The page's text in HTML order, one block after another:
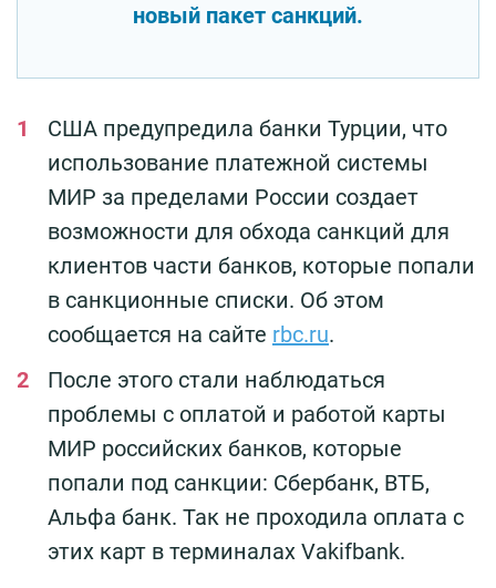
новый пакет санкций.
США предупредила банки Турции, что
использование платежной системы
МИР за пределами России создает
возможности для обхода санкций для
клиентов части банков, которые попали
в санкционные списки. Об этом
сообщается на сайте rbc.ru.
После этого стали наблюдаться
проблемы с оплатой и работой карты
МИР российских банков, которые
попали под санкции: Сбербанк, ВТБ,
Альфа банк. Так не проходила оплата с
этих карт в терминалах Vakifbank.